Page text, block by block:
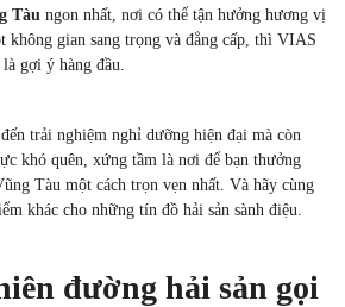
Tàu ngon nhất, nơi có thể tận hưởng hương vị
không gian sang trọng và đẳng cấp, thì VIAS
gợi ý hàng đầu.
trải nghiệm nghỉ dưỡng hiện đại mà còn
khó quên, xứng tầm là nơi để bạn thưởng
Tàu một cách trọn vẹn nhất. Và hãy cùng
khác cho những tín đồ hải sản sành điệu.
đường hải sản gọi